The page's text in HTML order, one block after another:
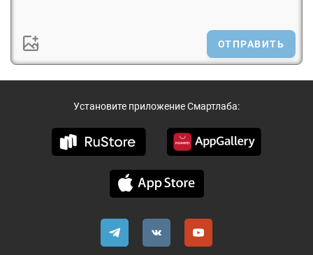
ОТПРАВИТЬ
Установите приложение Смартлаба: